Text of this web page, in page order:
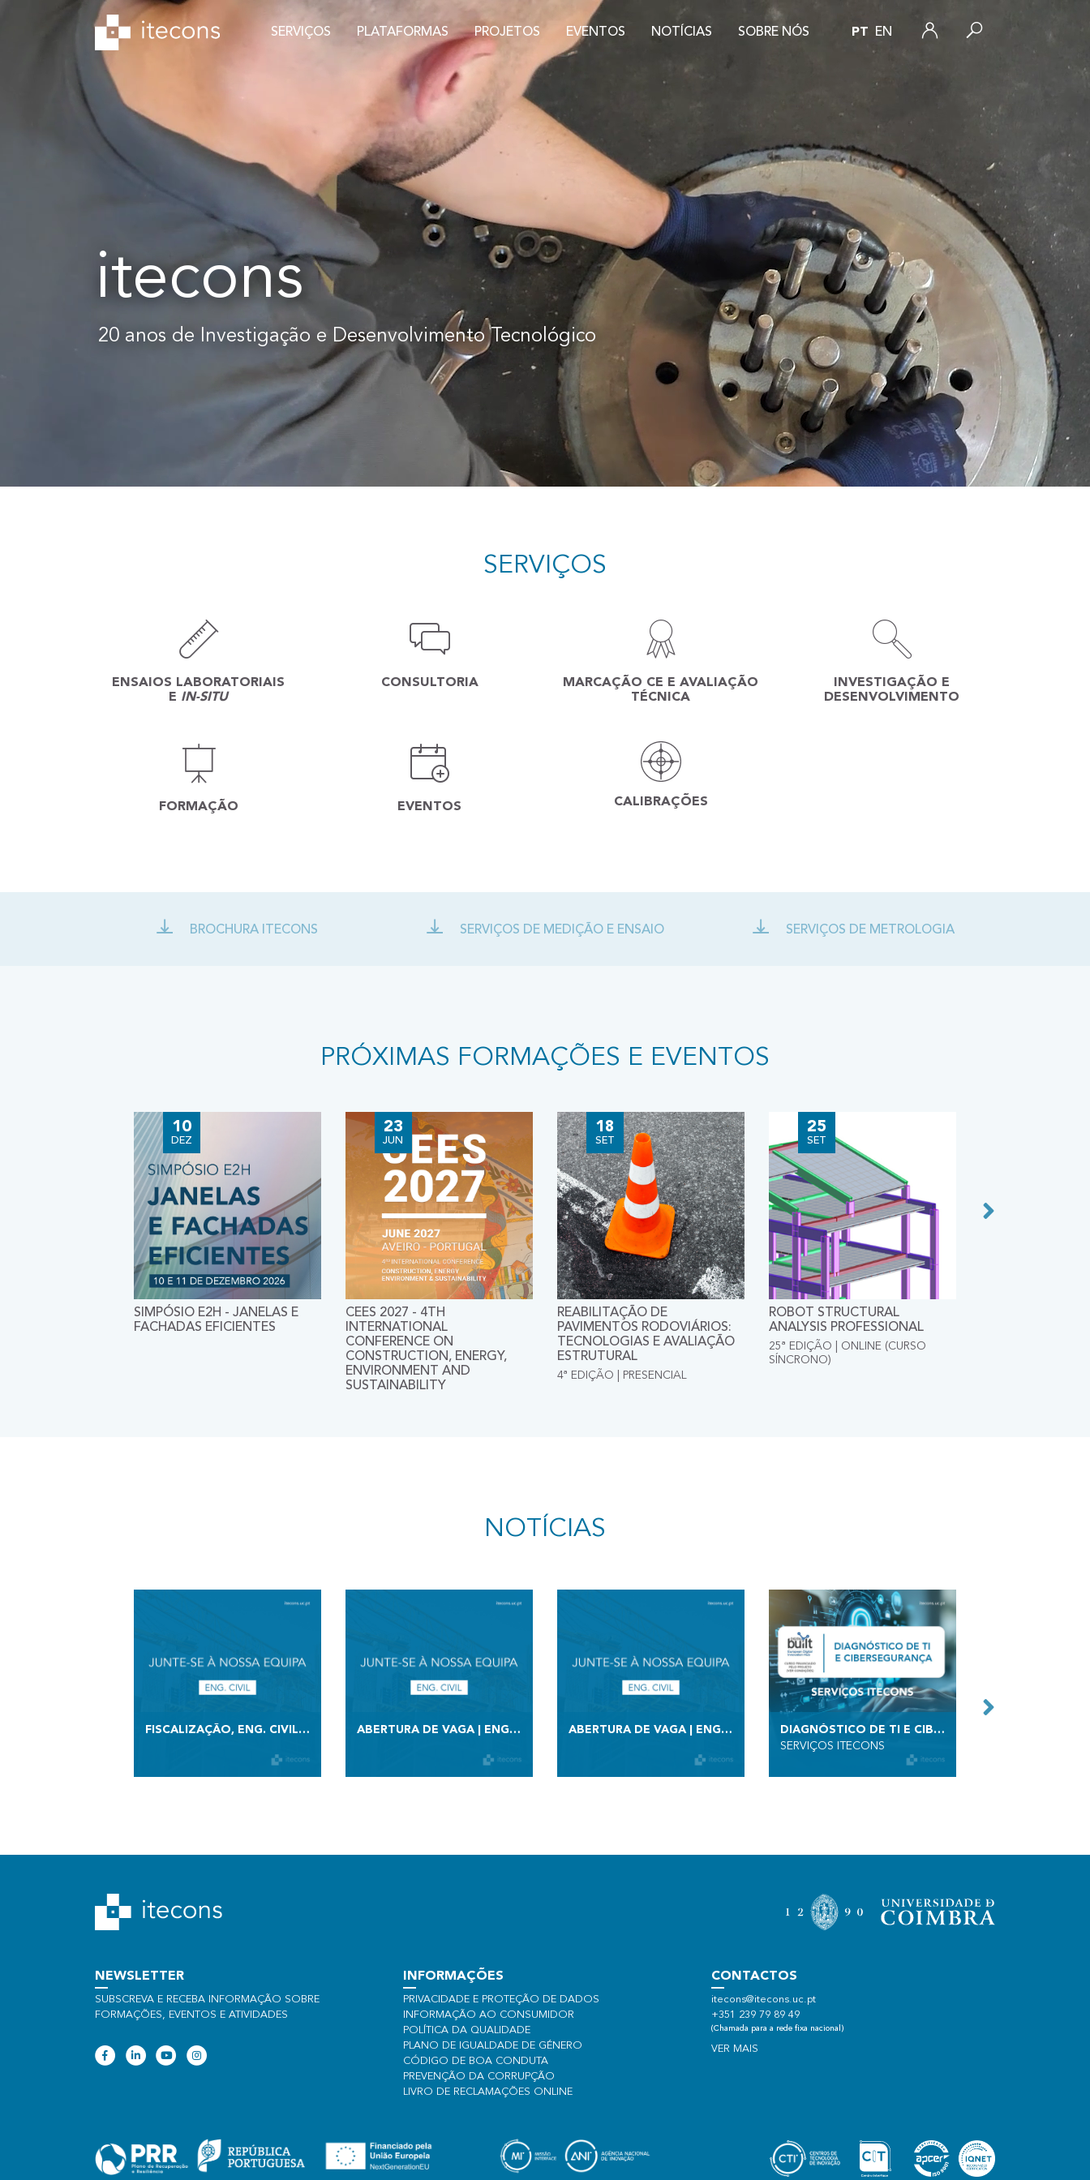
SERVIÇOS PLATAFORMAS PROJETOS EVENTOS NOTÍCIAS SOBRE NÓS PT EN
itecons
20 anos de Investigação e Desenvolvimento Tecnológico
SERVIÇOS
ENSAIOS LABORATORIAIS
E IN-SITU
CONSULTORIA
MARCAÇÃO CE E AVALIAÇÃO
TÉCNICA
INVESTIGAÇÃO E
DESENVOLVIMENTO
FORMAÇÃO EVENTOS CALIBRAÇÕES
BROCHURA ITECONS SERVIÇOS DE MEDIÇÃO E ENSAIO SERVIÇOS DE METROLOGIA
PRÓXIMAS FORMAÇÕES E EVENTOS
10
DEZ
SIMPÓSIO E2H - JANELAS E
FACHADAS EFICIENTES
23
JUN
CEES 2027 - 4TH
INTERNATIONAL
CONFERENCE ON
CONSTRUCTION, ENERGY,
ENVIRONMENT AND
SUSTAINABILITY
18
SET
REABILITAÇÃO DE
PAVIMENTOS RODOVIÁRIOS:
TECNOLOGIAS E AVALIAÇÃO
ESTRUTURAL
4ª EDIÇÃO | PRESENCIAL
25
SET
ROBOT STRUCTURAL
ANALYSIS PROFESSIONAL
25ª EDIÇÃO | ONLINE (CURSO
SÍNCRONO)
NOTÍCIAS
FISCALIZAÇÃO, ENG. CIVIL | ABERTURA DE VAGA ABERTURA DE VAGA | ENG. CIVIL ABERTURA DE VAGA | ENG. CIVIL
DIAGNÓSTICO DE TI E CIBERSEGURANÇA
SERVIÇOS ITECONS
NEWSLETTER
SUBSCREVA E RECEBA INFORMAÇÃO SOBRE
FORMAÇÕES, EVENTOS E ATIVIDADES
INFORMAÇÕES
PRIVACIDADE E PROTEÇÃO DE DADOS
INFORMAÇÃO AO CONSUMIDOR
POLÍTICA DA QUALIDADE
PLANO DE IGUALDADE DE GÉNERO
CÓDIGO DE BOA CONDUTA
PREVENÇÃO DA CORRUPÇÃO
LIVRO DE RECLAMAÇÕES ONLINE
CONTACTOS
itecons@itecons.uc.pt
+351 239 79 89 49
(Chamada para a rede fixa nacional)
VER MAIS